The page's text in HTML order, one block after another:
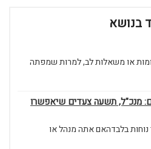
בנושא
או משאלות לב, למרות שמפתה
מנכ"ל, תשעה צעדים שיאפשרו
בלבדהאם אתה מנהל או